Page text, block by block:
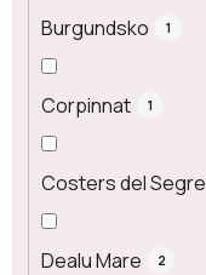
Burgundsko 1
Corpinnat 1
Costers del Segre
Dealu Mare 2